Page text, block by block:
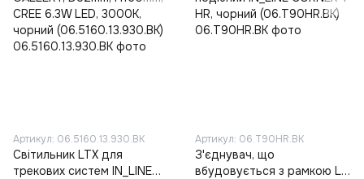
Артикул: 06.5160.13.930.BK
Світильник LTX для
трекових систем IN_LINE
Артикул: 06.T90HR.BK
З'єднувач, що
вбудовується з рамкою L-